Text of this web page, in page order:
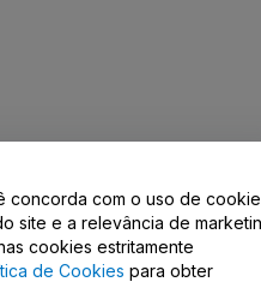
Conosco
concorda com o uso de
site e a relevância de
cookies estritamente
de Cookies para obter